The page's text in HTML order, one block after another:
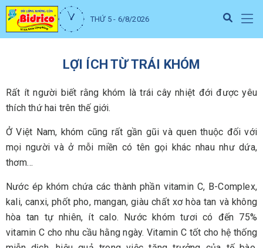
THỨ 5 - 6/8/2026
LỢI ÍCH TỪ TRÁI KHÓM
Rất ít người biết rằng khóm là trái cây nhiệt đới được yêu
thích thứ hai trên thế giới.
Ở Việt Nam, khóm cũng rất gần gũi và quen thuộc đối với
mọi người và ở mỗi miền có tên gọi khác nhau như dứa,
thơm…
Nước ép khóm chứa các thành phần vitamin C, B-Complex,
kali, canxi, phốt pho, mangan, giàu chất xơ hòa tan và không
hòa tan tự nhiên, ít calo. Nước khóm tươi có đến 75%
vitamin C cho nhu cầu hằng ngày. Vitamin C tốt cho hệ thống